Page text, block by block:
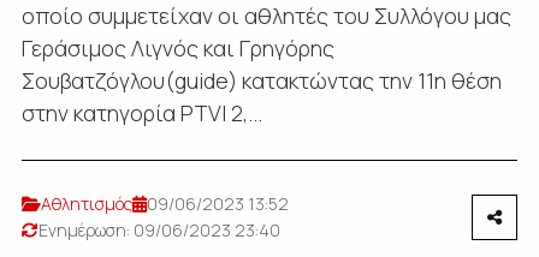
οποίο συμμετείχαν οι αθλητές του Συλλόγου μας
Γεράσιμος Λιγνός και Γρηγόρης
Σουβατζόγλου(guide) κατακτώντας την 11η θέση
στην κατηγορία PTVI 2,...
Αθλητισμός
09/06/2023 13:52
Ενημέρωση: 09/06/2023 23:40